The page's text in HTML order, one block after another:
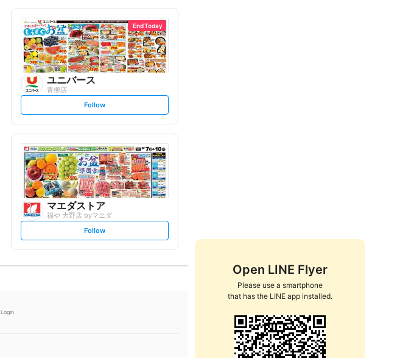
l
o
w
End Today
ユニバース
青柳店
s
t
o
w
Follow
マエダストア
福や 大野店 byマエダ
s
t
Follow
Open LINE Flyer
Please use a smartphone
that has the LINE app installed.
Login